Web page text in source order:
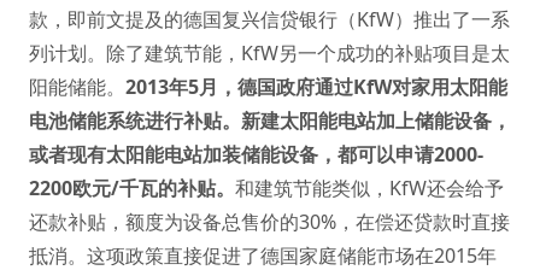
款，即前文提及的德国复兴信贷银行（KfW）推出了一系
列计划。除了建筑节能，KfW另一个成功的补贴项目是太
阳能储能。 2013年5月，德国政府通过KfW对家用太阳能
电池储能系统进行补贴。新建太阳能电站加上储能设备，
或者现有太阳能电站加装储能设备，都可以申请2000-
2200欧元/千瓦的补贴。 和建筑节能类似，KfW还会给予
还款补贴，额度为设备总售价的30%，在偿还贷款时直接
抵消。这项政策直接促进了德国家庭储能市场在2015年